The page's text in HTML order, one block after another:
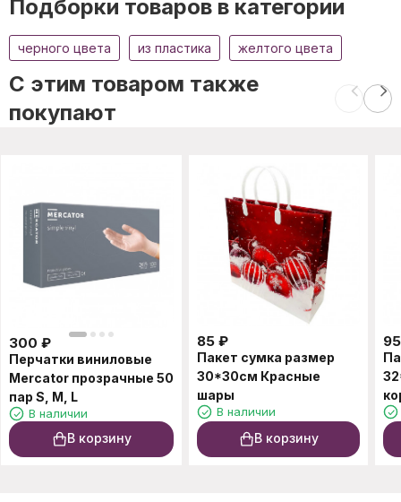
Подборки товаров в категории
черного цвета из пластика желтого цвета
C этим товаром также
покупают
300 ₽
Перчатки виниловые
Mercator прозрачные 50
пар S, M, L
В наличии
В корзину
85 ₽
Пакет сумка размер
30*30см Красные
шары
В наличии
В корзину
95